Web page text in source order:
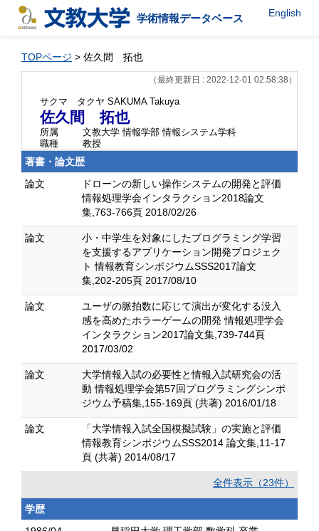
学術情報データベース English
TOPページ > 佐久間 拓也
（最終更新日 : 2022-12-01 02:58:38）
サクマ タクヤ SAKUMA Takuya
佐久間 拓也
所属
文教大学 情報学部 情報システム学科
職種
教授
著書・論文歴
論文
ドローンの新しい操作システムの開発と評価
情報処理学会インタラクション2018論文
集,763-766頁 2018/02/26
論文
小・中学生を対象にしたプログラミング学習
を支援するアプリケーション開発プロジェク
ト 情報教育シンポジウムSSS2017論文
集,202-205頁 2017/08/10
論文
ユーザの脈拍数に応じて演出が変化する没入
感を高めたホラーゲームの開発 情報処理学会
インタラクション2017論文集,739-744頁
2017/03/02
論文
大学情報入試の必要性と情報入試研究会の活
動 情報処理学会第57回プログラミングシンポ
ジウム予稿集,155-169頁 (共著) 2016/01/18
論文
「大学情報入試全国模擬試験」の実施と評価
情報教育シンポジウムSSS2014 論文集,11-17
頁 (共著) 2014/08/17
全件表示（23件）
学歴